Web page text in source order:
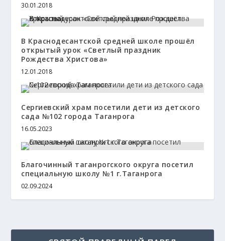
30.01.2018
В Краснодесантской средней школе прошёл
открытый урок «Светлый праздник
Рождества Христова»
12.01.2018
Сергиевский храм посетили дети из детского
сада №102 города Таганрога
16.05.2023
Благочинный таганрогского округа посетил
специальную школу №1 г.Таганрога
02.09.2024